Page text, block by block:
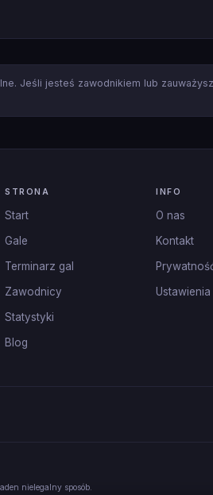
Jeśli jesteś zawodnikiem lub
STRONA
Start
Gale
Terminarz gal
Zawodnicy
Statystyki
Blog
INFO
O nas
Kontakt
nielegalny sposób.